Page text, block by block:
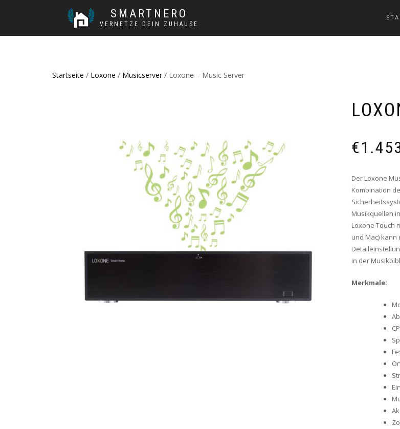
SMARTNERO
VERNETZE DEIN ZUHAUSE
Startseite / Loxone / Musicserver / Loxone – Music Server
€
Der Loxone
Kombination
Musikquellen
Loxone Touch
und Mac)
in der
Merkmale: